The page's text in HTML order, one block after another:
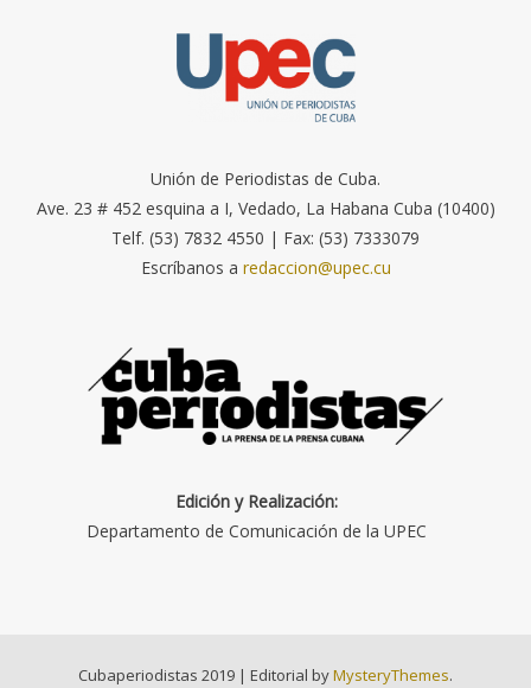
Unión de Periodistas de Cuba.
Ave. 23 # 452 esquina a I, Vedado, La Habana Cuba (10400)
Telf. (53) 7832 4550 | Fax: (53) 7333079
Escríbanos a redaccion@upec.cu
Edición y Realización:
Departamento de Comunicación de la UPEC
Cubaperiodistas 2019 | Editorial byMysteryThemes.